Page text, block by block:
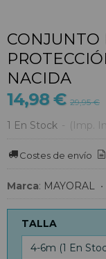
CONJUNTO
NACIDA
14,98 € 29,95 €
1 En Stock - (Imp.
Costes de envío
Marca: MAYORAL •
TALLA